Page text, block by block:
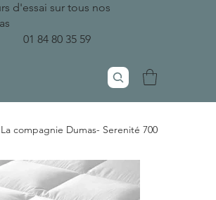
d'essai sur tous nos
01 84 80 35 59
compagnie Dumas- Serenité 700